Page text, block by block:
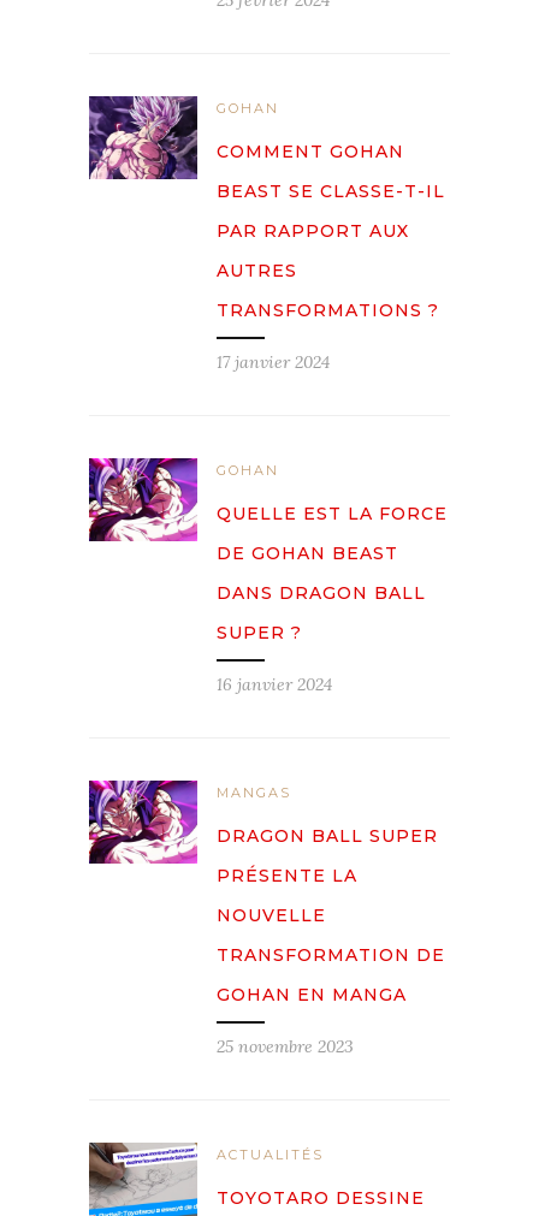
GOHAN
COMMENT GOHAN
BEAST SE CLASSE-T-IL
PAR RAPPORT AUX
AUTRES
TRANSFORMATIONS ?
17 janvier 2024
GOHAN
QUELLE EST LA FORCE
DE GOHAN BEAST
DANS DRAGON BALL
SUPER ?
16 janvier 2024
MANGAS
DRAGON BALL SUPER
PRÉSENTE LA
NOUVELLE
TRANSFORMATION DE
GOHAN EN MANGA
25 novembre 2023
ACTUALITÉS
TOYOTARO DESSINE